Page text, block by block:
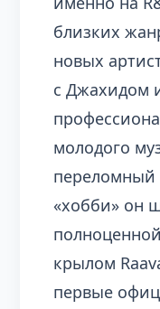
близких
новых
с Джахидом
молодого
«хобби» он
крылом
первые